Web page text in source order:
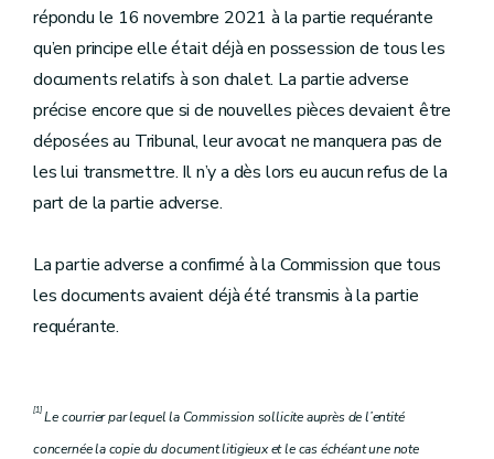
répondu le 16 novembre 2021 à la partie requérante
qu’en principe elle était déjà en possession de tous les
documents relatifs à son chalet. La partie adverse
précise encore que si de nouvelles pièces devaient être
déposées au Tribunal, leur avocat ne manquera pas de
les lui transmettre. Il n’y a dès lors eu aucun refus de la
part de la partie adverse.
La partie adverse a confirmé à la Commission que tous
les documents avaient déjà été transmis à la partie
requérante.
[1]Le courrier par lequel la Commission sollicite auprès de l’entité
concernée la copie du document litigieux et le cas échéant une note